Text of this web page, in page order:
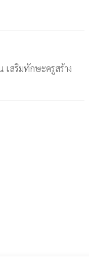
เสริมทักษะครูสร้าง